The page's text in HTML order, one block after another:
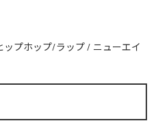
ップホップ/ラップ / ニューエイ